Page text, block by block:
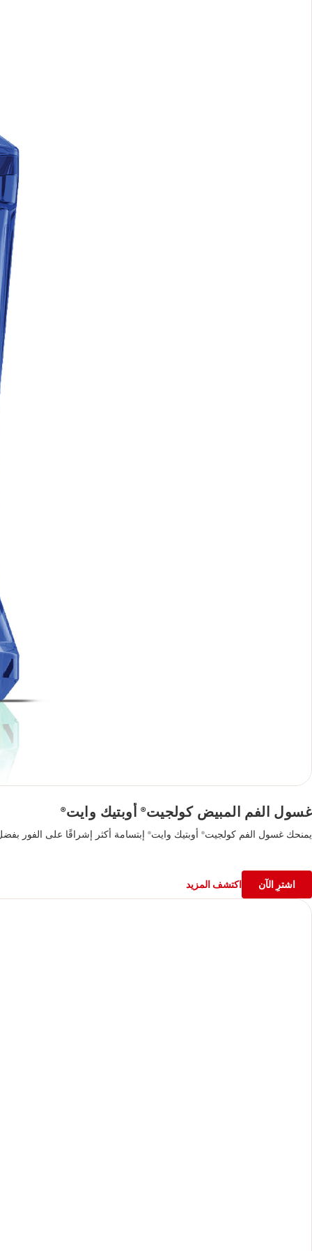
غسول الفم المبيض كولجيت®أوبتيك وايت®
يمنحك غسول الفم كولجيت® أوبتيك وايت® إبتسامة أكثر إشراقًا على الفور
اشترِ الآن اكتشف المزيد